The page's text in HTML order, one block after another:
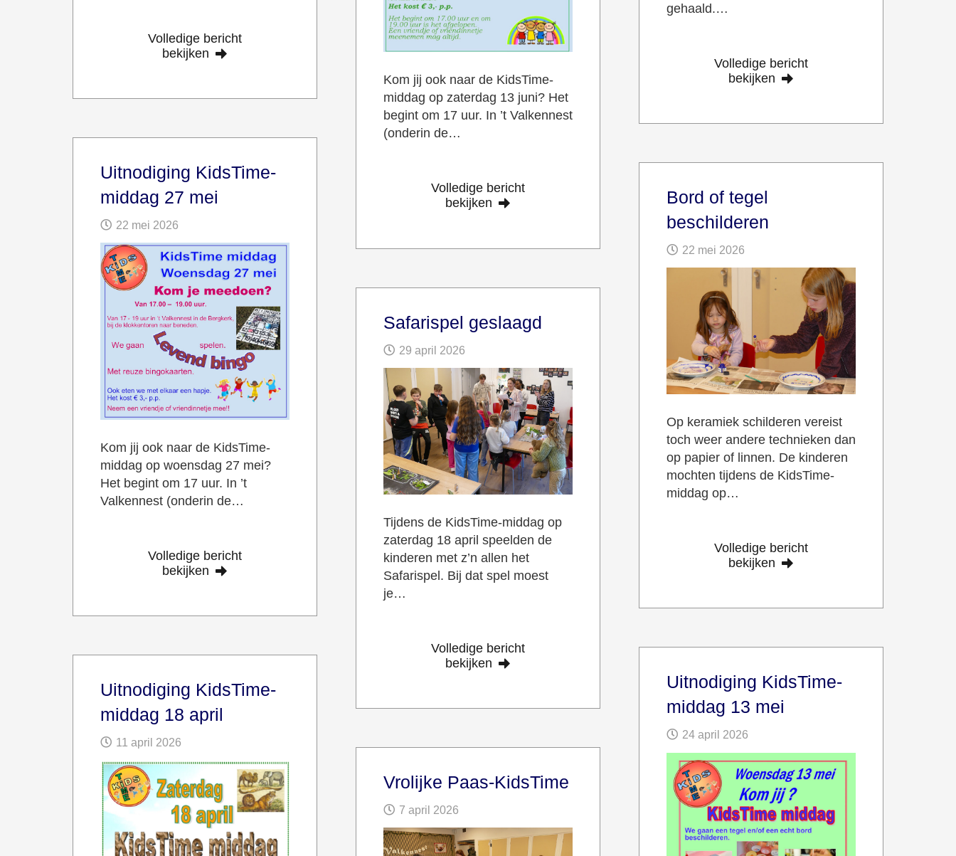
Volledige bericht
bekijken
Kom jij ook naar de KidsTime-
middag op zaterdag 13 juni? Het
begint om 17 uur. In ’t Valkennest
(onderin de…
Volledige bericht
bekijken
gehaald.…
Volledige bericht
bekijken
Uitnodiging KidsTime-
middag 27 mei
22 mei 2026
Kom jij ook naar de KidsTime-
middag op woensdag 27 mei?
Het begint om 17 uur. In ’t
Valkennest (onderin de…
Volledige bericht
bekijken
Bord of tegel
beschilderen
22 mei 2026
Op keramiek schilderen vereist
toch weer andere technieken dan
op papier of linnen. De kinderen
mochten tijdens de KidsTime-
middag op…
Volledige bericht
bekijken
Safarispel geslaagd
29 april 2026
Tijdens de KidsTime-middag op
zaterdag 18 april speelden de
kinderen met z’n allen het
Safarispel. Bij dat spel moest
je…
Volledige bericht
bekijken
Uitnodiging KidsTime-
middag 13 mei
24 april 2026
Uitnodiging KidsTime-
middag 18 april
11 april 2026
Vrolijke Paas-KidsTime
7 april 2026